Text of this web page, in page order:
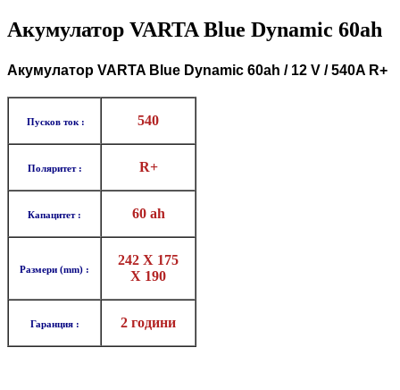
Акумулатор VARTA Blue Dynamic 60ah
Aкумулатор VARTA Blue Dynamic 60ah / 12 V / 540A R+
Пусков ток : 540
Поляритет : R+
Капацитет : 60 ah
Размери (mm) :
242 X 175
X 190
Гаранция : 2 години